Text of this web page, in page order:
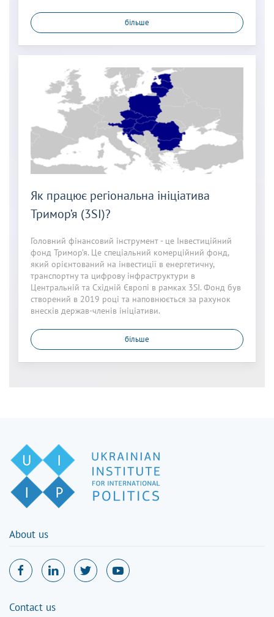
більше
Як працює регіональна ініціатива
Тримор’я (3SI)?
Головний фінансовий інструмент - це Інвестиційний
фонд Тримор’я. Це спеціальний комерційний фонд,
який орієнтований на інвестиції в енергетичну,
транспортну та цифрову інфраструктури в
Центральній та Східній Європі в рамках 3SI. Фонд був
створений в 2019 році та наповнюється за рахунок
внесків держав-членів ініціативи.
більше
About us
Contact us